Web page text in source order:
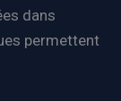
dans
permettent